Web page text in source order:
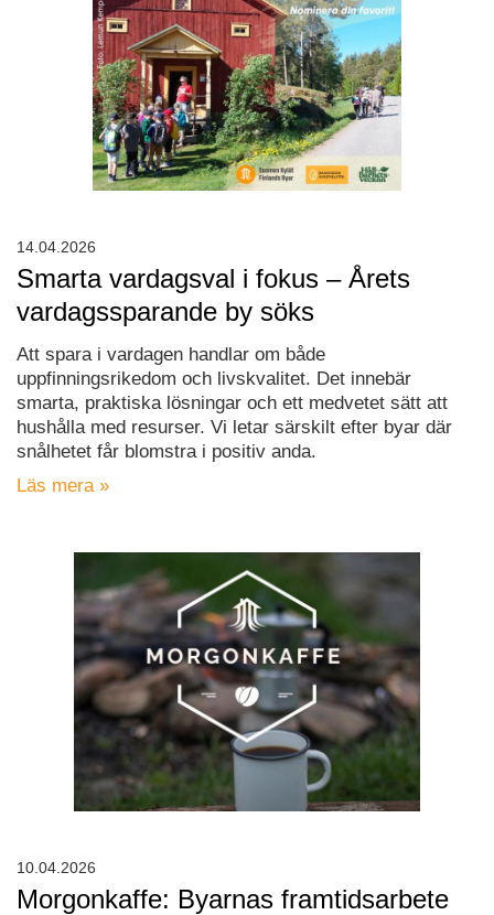
Smarta vardagsval i fokus – Årets
vardagssparande by söks
Att spara i vardagen handlar om både
uppfinningsrikedom och livskvalitet. Det innebär
smarta, praktiska lösningar och ett medvetet sätt att
hushålla med resurser. Vi letar särskilt efter byar där
snålhetet får blomstra i positiv anda.
Läs mera »
14.04.2026
Morgonkaffe: Byarnas framtidsarbete
10.04.2026